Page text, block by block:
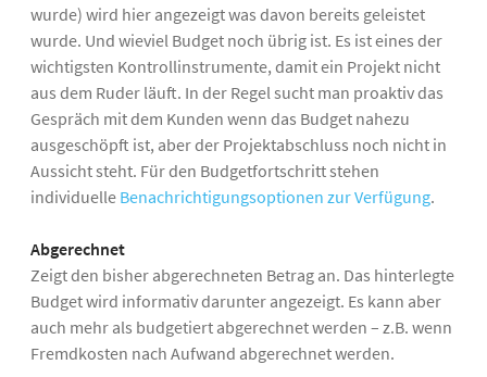
wurde) wird hier angezeigt was davon bereits geleistet
wurde. Und wieviel Budget noch übrig ist. Es ist eines der
wichtigsten Kontrollinstrumente, damit ein Projekt nicht
aus dem Ruder läuft. In der Regel sucht man proaktiv das
Gespräch mit dem Kunden wenn das Budget nahezu
ausgeschöpft ist, aber der Projektabschluss noch nicht in
Aussicht steht. Für den Budgetfortschritt stehen
individuelle Benachrichtigungsoptionen zur Verfügung.
Abgerechnet
Zeigt den bisher abgerechneten Betrag an. Das hinterlegte
Budget wird informativ darunter angezeigt. Es kann aber
auch mehr als budgetiert abgerechnet werden – z.B. wenn
Fremdkosten nach Aufwand abgerechnet werden.